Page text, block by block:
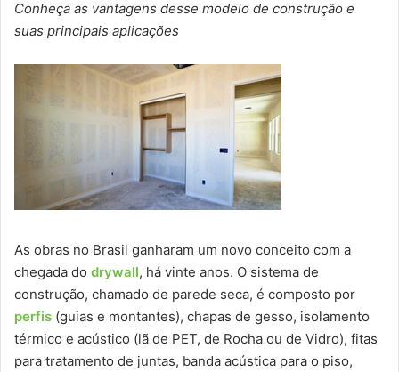
Conheça as vantagens desse modelo de construção e
suas principais aplicações
As obras no Brasil ganharam um novo conceito com a
chegada do drywall, há vinte anos. O sistema de
construção, chamado de parede seca, é composto por
perfis (guias e montantes), chapas de gesso, isolamento
térmico e acústico (lã de PET, de Rocha ou de Vidro), fitas
para tratamento de juntas, banda acústica para o piso,